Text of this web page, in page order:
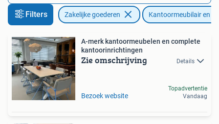
Filters Zakelijke goederen Kantoormeubilair en
A-merk kantoormeubelen en complete
kantoorinrichtingen
Zie omschrijving Details
Bezoek website
Topadvertentie
Vandaag